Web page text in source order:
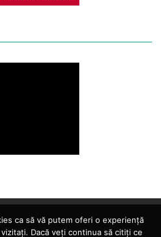
ca să vă putem oferi o experiență
Dacă veți continua să citiți ce